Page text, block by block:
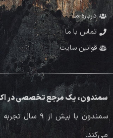
درباره ما
تماس با ما
قوانین سایت
سمندون، یک مرجع تخصصی در
سمندون با
می‌کند.